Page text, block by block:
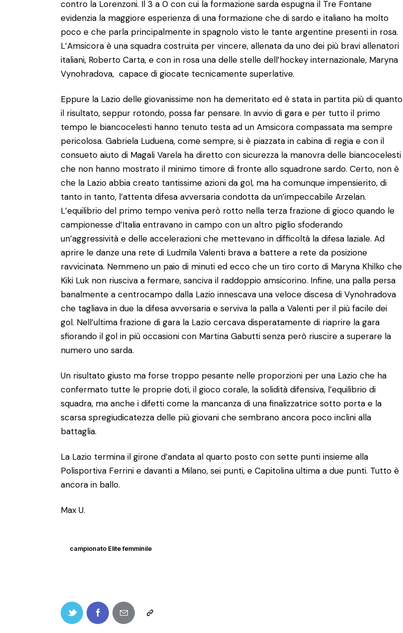
contro la Lorenzoni. Il 3 a 0 con cui la formazione sarda espugna il Tre Fontane
evidenzia la maggiore esperienza di una formazione che di sardo e italiano ha molto
poco e che parla principalmente in spagnolo visto le tante argentine presenti in rosa.
L’Amsicora è una squadra costruita per vincere, allenata da uno dei più bravi allenatori
italiani, Roberto Carta, e con in rosa una delle stelle dell’hockey internazionale, Maryna
Vynohradova, capace di giocate tecnicamente superlative.
Eppure la Lazio delle giovanissime non ha demeritato ed è stata in partita più di quanto
il risultato, seppur rotondo, possa far pensare. In avvio di gara e per tutto il primo
tempo le biancocelesti hanno tenuto testa ad un Amsicora compassata ma sempre
pericolosa. Gabriela Luduena, come sempre, si è piazzata in cabina di regia e con il
consueto aiuto di Magali Varela ha diretto con sicurezza la manovra delle biancocelesti
che non hanno mostrato il minimo timore di fronte allo squadrone sardo. Certo, non è
che la Lazio abbia creato tantissime azioni da gol, ma ha comunque impensierito, di
tanto in tanto, l’attenta difesa avversaria condotta da un’impeccabile Arzelan.
L’equilibrio del primo tempo veniva però rotto nella terza frazione di gioco quando le
campionesse d’Italia entravano in campo con un altro piglio sfoderando
un’aggressività e delle accelerazioni che mettevano in difficoltà la difesa laziale. Ad
aprire le danze una rete di Ludmila Valenti brava a battere a rete da posizione
ravvicinata. Nemmeno un paio di minuti ed ecco che un tiro corto di Maryna Khilko che
Kiki Luk non riusciva a fermare, sanciva il raddoppio amsicorino. Infine, una palla persa
banalmente a centrocampo dalla Lazio innescava una veloce discesa di Vynohradova
che tagliava in due la difesa avversaria e serviva la palla a Valenti per il più facile dei
gol. Nell’ultima frazione di gara la Lazio cercava disperatamente di riaprire la gara
sfiorando il gol in più occasioni con Martina Gabutti senza però riuscire a superare la
numero uno sarda.
Un risultato giusto ma forse troppo pesante nelle proporzioni per una Lazio che ha
confermato tutte le proprie doti, il gioco corale, la solidità difensiva, l’equilibrio di
squadra, ma anche i difetti come la mancanza di una finalizzatrice sotto porta e la
scarsa spregiudicatezza delle più giovani che sembrano ancora poco inclini alla
battaglia.
La Lazio termina il girone d’andata al quarto posto con sette punti insieme alla
Polisportiva Ferrini e davanti a Milano, sei punti, e Capitolina ultima a due punti. Tutto è
ancora in ballo.
Max U.
campionato Elite femminile